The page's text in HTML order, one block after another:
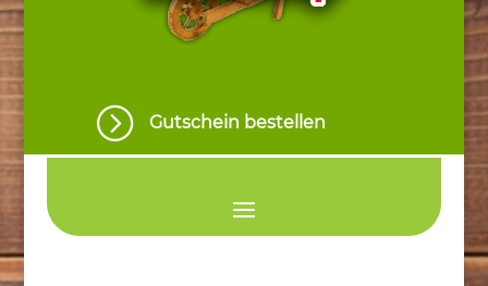
= Gutschein bestellen